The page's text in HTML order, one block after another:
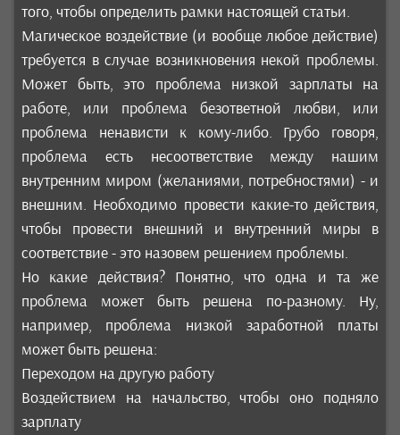
того, чтобы определить рамки настоящей статьи.
Магическое воздействие (и вообще любое действие)
требуется в случае возникновения некой проблемы.
Может быть, это проблема низкой зарплаты на
работе, или проблема безответной любви, или
проблема ненависти к кому-либо. Грубо говоря,
проблема есть несоответствие между нашим
внутренним миром (желаниями, потребностями) - и
внешним. Необходимо провести какие-то действия,
чтобы провести внешний и внутренний миры в
соответствие - это назовем решением проблемы.
Но какие действия? Понятно, что одна и та же
проблема может быть решена по-разному. Ну,
например, проблема низкой заработной платы
может быть решена:
Переходом на другую работу
Воздействием на начальство, чтобы оно подняло
зарплату